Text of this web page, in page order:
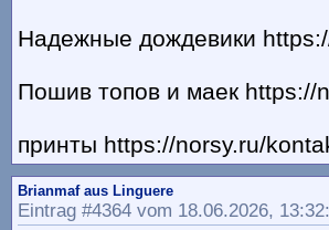
Надежные дождевики
Пошив топов и маек https://
принты https://norsy.ru/
Brianmaf aus Linguere
Eintrag #4364 vom 18.06.2026,